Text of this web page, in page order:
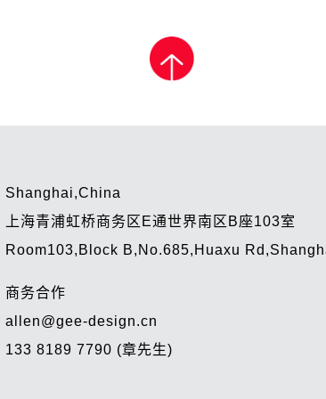
Shanghai,China
上海青浦虹桥商务区E通世界南区B座103室
Room103,Block B,No.685,Huaxu
商务合作
allen@gee-design.cn
133 8189 7790 (章先生)